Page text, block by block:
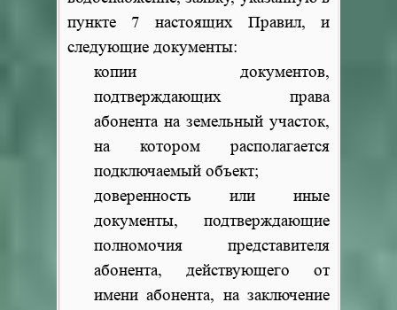
пункте 7 настоящих Правил, и
следующие документы:
копии документов,
подтверждающих права
абонента на земельный участок,
на котором располагается
подключаемый объект;
доверенность или иные
документы, подтверждающие
полномочия представителя
абонента, действующего от
имени абонента, на заключение